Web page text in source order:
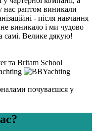
нас раптом виникали
- після навчання
виникало і ми чудово
самі. Велике дякую!
та Britam School
почуваєшся у